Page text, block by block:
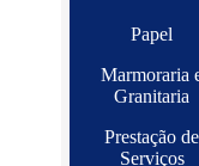
Papel
Marmoraria
Granitaria
Prestação de
Serviços